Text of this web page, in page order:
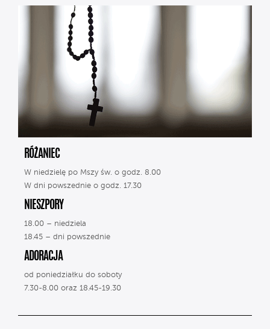
RÓŻANIEC
W niedzielę po Mszy św. o godz. 8.00
W dni powszednie o godz. 17.30
NIESZPORY
18.00 – niedziela
18.45 – dni powszednie
ADORACJA
od poniedziałku do soboty
7.30-8.00 oraz 18.45-19.30